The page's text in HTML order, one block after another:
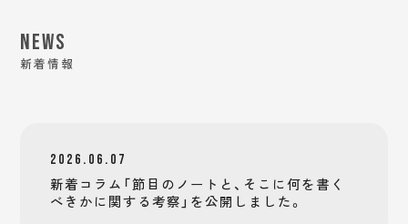
NEWS
新着情報
2026.06.07
新着コラム「節目のノートと、そこに何を書く
べきかに関する考察」を公開しました。